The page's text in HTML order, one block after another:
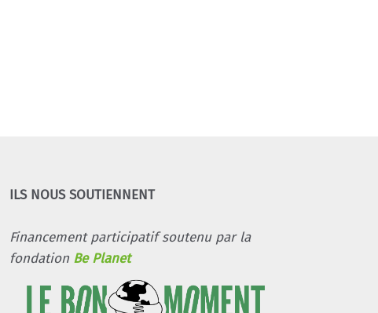
ILS NOUS SOUTIENNENT
Financement participatif soutenu par la
fondation Be Planet